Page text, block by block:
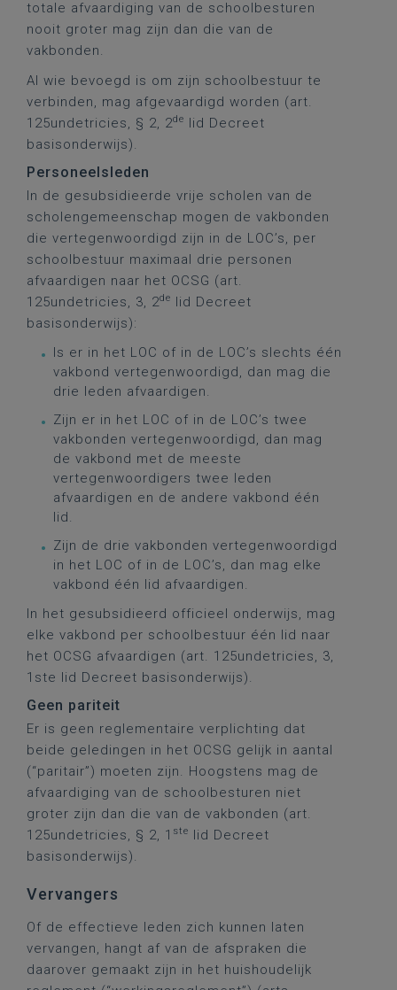
totale afvaardiging van de schoolbesturen
nooit groter mag zijn dan die van de
vakbonden.
Al wie bevoegd is om zijn schoolbestuur te
verbinden, mag afgevaardigd worden (art.
125undetricies, § 2, 2de lid Decreet
basisonderwijs).
Personeelsleden
In de gesubsidieerde vrije scholen van de
scholengemeenschap mogen de vakbonden
die vertegenwoordigd zijn in de LOC’s, per
schoolbestuur maximaal drie personen
afvaardigen naar het OCSG (art.
125undetricies, 3, 2de lid Decreet
basisonderwijs):
Is er in het LOC of in de LOC’s slechts één
vakbond vertegenwoordigd, dan mag die
drie leden afvaardigen.
Zijn er in het LOC of in de LOC’s twee
vakbonden vertegenwoordigd, dan mag
de vakbond met de meeste
vertegenwoordigers twee leden
afvaardigen en de andere vakbond één
lid.
Zijn de drie vakbonden vertegenwoordigd
in het LOC of in de LOC’s, dan mag elke
vakbond één lid afvaardigen.
In het gesubsidieerd officieel onderwijs, mag
elke vakbond per schoolbestuur één lid naar
het OCSG afvaardigen (art. 125undetricies, 3,
1ste lid Decreet basisonderwijs).
Geen pariteit
Er is geen reglementaire verplichting dat
beide geledingen in het OCSG gelijk in aantal
(“paritair”) moeten zijn. Hoogstens mag de
afvaardiging van de schoolbesturen niet
groter zijn dan die van de vakbonden (art.
125undetricies, § 2, 1 ste lid Decreet
basisonderwijs).
Vervangers
Of de effectieve leden zich kunnen laten
vervangen, hangt af van de afspraken die
daarover gemaakt zijn in het huishoudelijk